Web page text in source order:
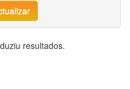
resultados.